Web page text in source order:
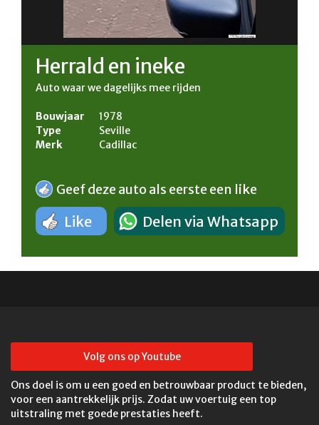
Herrald en ineke
Auto waar we dagelijks mee rijden
Bouwjaar
1978
Type
Seville
Merk
Cadillac
Geef deze auto als eerste een like
Like Delen via Whatsapp
Volg ons op Youtube
Ons doel is om u een goed en betrouwbaar product te bieden,
voor een aantrekkelijk prijs. Zodat uw voertuig een top
uitstraling met goede prestaties heeft.